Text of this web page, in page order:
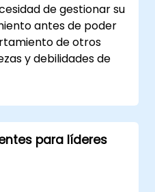
de gestionar su
antes de poder
de otros
y debilidades de
y partes
como
presentarse en la
para líderes